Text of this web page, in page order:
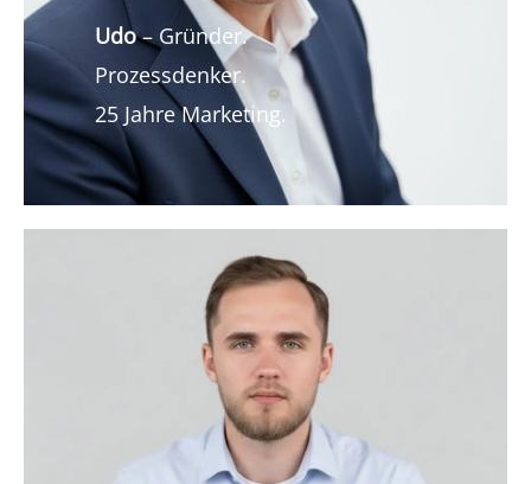
Udo– Gründer.
Prozessdenker.
25 Jahre Marketing.